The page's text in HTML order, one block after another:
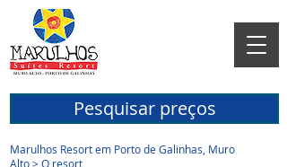
Pesquisar preços
Marulhos Resort em Porto de Galinhas, Muro
Alto> O resort